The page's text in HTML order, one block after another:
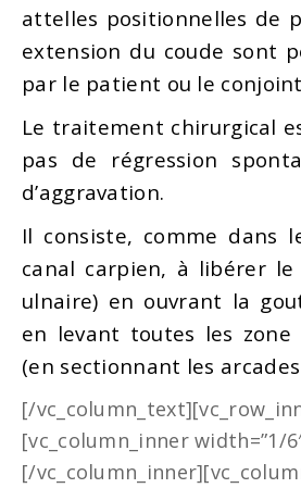
attelles positionnelles de
extension du coude sont
par le patient ou le
Le traitement chirurgical
pas de régression
d’aggravation.
Il consiste, comme dans
canal carpien, à libérer
ulnaire) en ouvrant la
en levant toutes les zone
(en sectionnant les
[/
[vc_column_inner width=”1/
[/